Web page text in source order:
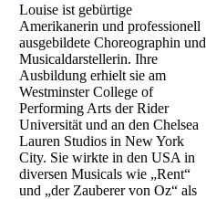
Louise ist gebürtige
Amerikanerin und professionell
ausgebildete Choreographin und
Musicaldarstellerin. Ihre
Ausbildung erhielt sie am
Westminster College of
Performing Arts der Rider
Universität und an den Chelsea
Lauren Studios in New York
City. Sie wirkte in den USA in
diversen Musicals wie „Rent“
und „der Zauberer von Oz“ als